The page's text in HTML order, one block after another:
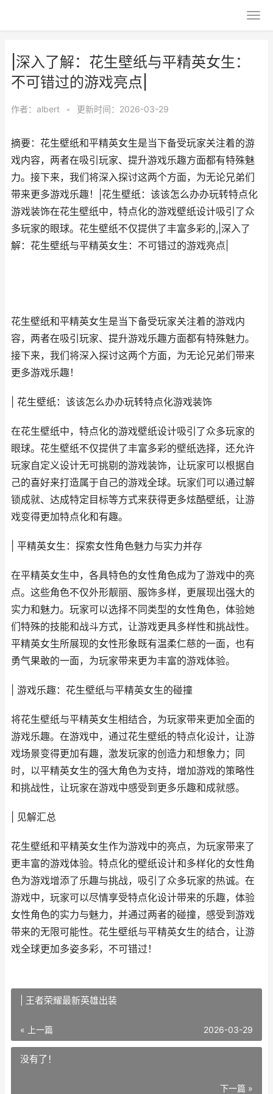
|深入了解：花生壁纸与平精英女生：
不可错过的游戏亮点|
作者： albert • 更新时间：2026-03-29
摘要：花生壁纸和平精英女生是当下备受玩家关注着的游
戏内容，两者在吸引玩家、提升游戏乐趣方面都有特殊魅
力。接下来，我们将深入探讨这两个方面，为无论兄弟们
带来更多游戏乐趣！|花生壁纸：该该怎么办办玩转特点化
游戏装饰在花生壁纸中，特点化的游戏壁纸设计吸引了众
多玩家的眼球。花生壁纸不仅提供了丰富多彩的,|深入了
解：花生壁纸与平精英女生：不可错过的游戏亮点|
花生壁纸和平精英女生是当下备受玩家关注着的游戏内
容，两者在吸引玩家、提升游戏乐趣方面都有特殊魅力。
接下来，我们将深入探讨这两个方面，为无论兄弟们带来
更多游戏乐趣！
| 花生壁纸：该该怎么办办玩转特点化游戏装饰
在花生壁纸中，特点化的游戏壁纸设计吸引了众多玩家的
眼球。花生壁纸不仅提供了丰富多彩的壁纸选择，还允许
玩家自定义设计无可挑剔的游戏装饰，让玩家可以根据自
己的喜好来打造属于自己的游戏全球。玩家们可以通过解
锁成就、达成特定目标等方式来获得更多炫酷壁纸，让游
戏变得更加特点化和有趣。
| 平精英女生：探索女性角色魅力与实力并存
在平精英女生中，各具特色的女性角色成为了游戏中的亮
点。这些角色不仅外形靓丽、服饰多样，更展现出强大的
实力和魅力。玩家可以选择不同类型的女性角色，体验她
们特殊的技能和战斗方式，让游戏更具多样性和挑战性。
平精英女生所展现的女性形象既有温柔仁慈的一面，也有
勇气果敢的一面，为玩家带来更为丰富的游戏体验。
| 游戏乐趣：花生壁纸与平精英女生的碰撞
将花生壁纸与平精英女生相结合，为玩家带来更加全面的
游戏乐趣。在游戏中，通过花生壁纸的特点化设计，让游
戏场景变得更加有趣，激发玩家的创造力和想象力；同
时，以平精英女生的强大角色为支持，增加游戏的策略性
和挑战性，让玩家在游戏中感受到更多乐趣和成就感。
| 见解汇总
花生壁纸和平精英女生作为游戏中的亮点，为玩家带来了
更丰富的游戏体验。特点化的壁纸设计和多样化的女性角
色为游戏增添了乐趣与挑战，吸引了众多玩家的热诚。在
游戏中，玩家可以尽情享受特点化设计带来的乐趣，体验
女性角色的实力与魅力，并通过两者的碰撞，感受到游戏
带来的无限可能性。花生壁纸与平精英女生的结合，让游
戏全球更加多姿多彩，不可错过！
| 王者荣耀最新英雄出装
« 上一篇 2026-03-29
没有了！
下一篇 »